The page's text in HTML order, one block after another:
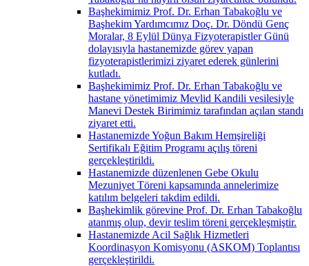
Başhekimimiz Prof. Dr. Erhan Tabakoğlu ve
Başhekim Yardımcımız Doç. Dr. Döndü Genç
Moralar, 8 Eylül Dünya Fizyoterapistler Günü
dolayısıyla hastanemizde görev yapan
fizyoterapistlerimizi ziyaret ederek günlerini
kutladı.
Başhekimimiz Prof. Dr. Erhan Tabakoğlu ve
hastane yönetimimiz Mevlid Kandili vesilesiyle
Manevi Destek Birimimiz tarafından açılan standı
ziyaret etti.
Hastanemizde Yoğun Bakım Hemşireliği
Sertifikalı Eğitim Programı açılış töreni
gerçekleştirildi.
Hastanemizde düzenlenen Gebe Okulu
Mezuniyet Töreni kapsamında annelerimize
katılım belgeleri takdim edildi.
Başhekimlik görevine Prof. Dr. Erhan Tabakoğlu
atanmış olup, devir teslim töreni gerçekleşmiştir.
Hastanemizde Acil Sağlık Hizmetleri
Koordinasyon Komisyonu (ASKOM) Toplantısı
gerçekleştirildi.